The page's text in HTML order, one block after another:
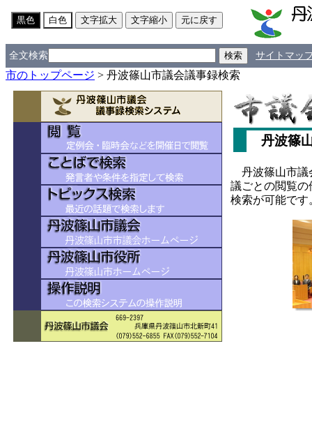
全文検索 サイトマッ
市のトップページ > 丹波篠山市議会議事録検索
丹波篠
丹波篠山市議
議ごとの閲覧
検索が可能です